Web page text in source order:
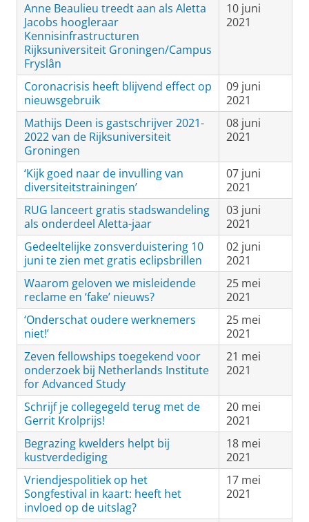
Anne Beaulieu treedt aan als Aletta
Jacobs hoogleraar
Kennisinfrastructuren
Rijksuniversiteit Groningen/Campus
Fryslân
10 juni
2021
Coronacrisis heeft blijvend effect op
nieuwsgebruik
09 juni
2021
Mathijs Deen is gastschrijver 2021-
2022 van de Rijksuniversiteit
Groningen
08 juni
2021
‘Kijk goed naar de invulling van
diversiteitstrainingen’
07 juni
2021
RUG lanceert gratis stadswandeling
als onderdeel Aletta-jaar
03 juni
2021
Gedeeltelijke zonsverduistering 10
juni te zien met gratis eclipsbrillen
02 juni
2021
Waarom geloven we misleidende
reclame en ‘fake’ nieuws?
25 mei
2021
‘Onderschat oudere werknemers
niet!’
25 mei
2021
Zeven fellowships toegekend voor
onderzoek bij Netherlands Institute
for Advanced Study
21 mei
2021
Schrijf je collegegeld terug met de
Gerrit Krolprijs!
20 mei
2021
Begrazing kwelders helpt bij
kustverdediging
18 mei
2021
Vriendjespolitiek op het
Songfestival in kaart: heeft het
invloed op de uitslag?
17 mei
2021